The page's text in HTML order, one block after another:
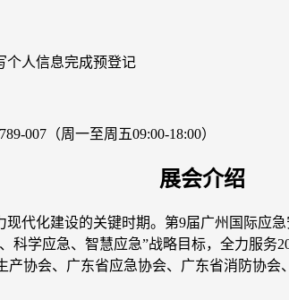
个人信息完成预登记
007（周一至周五09:00-18:00）
展会介绍
代化建设的关键时期。第9届广州国际应
科学应急、智慧应急”战略目标，全力服
协会、广东省应急协会、广东省消防协